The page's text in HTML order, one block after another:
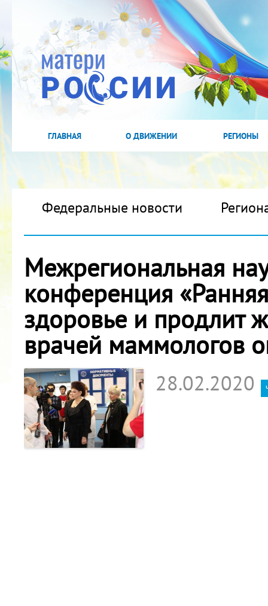
ГЛАВНАЯ О ДВИЖЕНИИ РЕГИОНЫ
Федеральные новости
Межрегиональная
конференция
здоровье и продлит
врачей маммологов
28.02.2020